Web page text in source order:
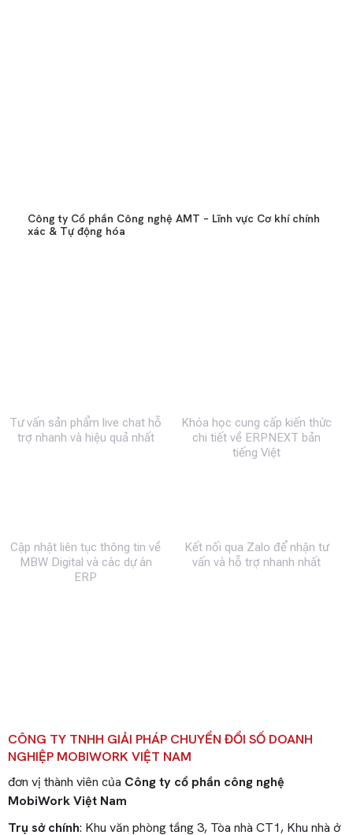
Công ty Cổ phần Công nghệ AMT – Lĩnh vực Cơ khí chính
xác & Tự động hóa
Tư vấn sản phẩm live chat hỗ
trợ nhanh và hiệu quả nhất
Khóa học cung cấp kiến thức
chi tiết về ERPNEXT bản
tiếng Việt
Cập nhật liên tục thông tin về
MBW Digital và các dự án
ERP
Kết nối qua Zalo để nhận tư
vấn và hỗ trợ nhanh nhất
CÔNG TY TNHH GIẢI PHÁP CHUYỂN ĐỔI SỐ DOANH
NGHIỆP MOBIWORK VIỆT NAM
đơn vị thành viên của Công ty cổ phần công nghệ
MobiWork Việt Nam
Trụ sở chính: Khu văn phòng tầng 3, Tòa nhà CT1, Khu nhà ở